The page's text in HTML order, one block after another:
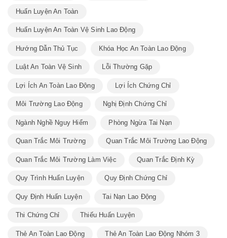
Huấn Luyện An Toàn
Huấn Luyện An Toàn Vệ Sinh Lao Động
Hướng Dẫn Thủ Tục Khóa Học An Toàn Lao Động
Luật An Toàn Vệ Sinh Lỗi Thường Gặp
Lợi Ích An Toàn Lao Động Lợi Ích Chứng Chỉ
Môi Trường Lao Động Nghị Định Chứng Chỉ
Ngành Nghề Nguy Hiểm Phòng Ngừa Tai Nạn
Quan Trắc Môi Trường Quan Trắc Môi Trường Lao Động
Quan Trắc Môi Trường Làm Việc Quan Trắc Định Kỳ
Quy Trình Huấn Luyện Quy Định Chứng Chỉ
Quy Định Huấn Luyện Tai Nạn Lao Động
Thi Chứng Chỉ Thiếu Huấn Luyện
Thẻ An Toàn Lao Động Thẻ An Toàn Lao Động Nhóm 3